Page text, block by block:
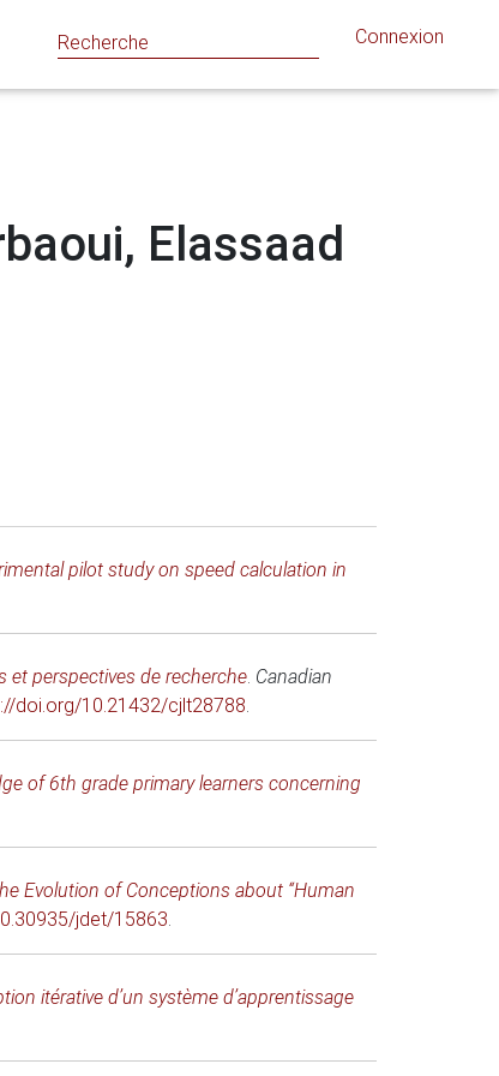
Connexion
Elassaad
pilot study on speed calculation in
et perspectives de recherche. Canadian
doi.org/10.21432/cjlt28788.
of 6th grade primary learners concerning
Evolution of Conceptions about “Human
jdet/15863.
itérative d’un système d’apprentissage